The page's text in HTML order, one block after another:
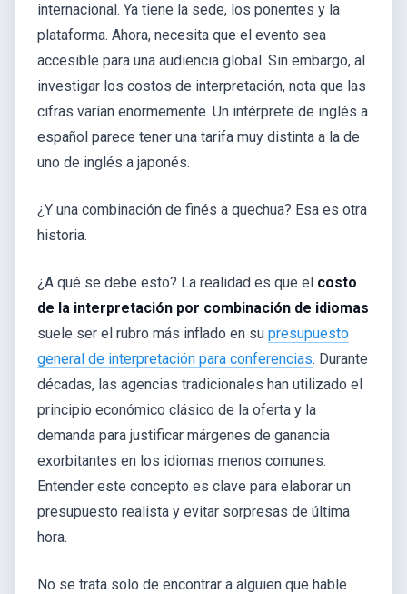
internacional. Ya tiene la sede, los ponentes y la
plataforma. Ahora, necesita que el evento sea
accesible para una audiencia global. Sin embargo, al
investigar los costos de interpretación, nota que las
cifras varían enormemente. Un intérprete de inglés a
español parece tener una tarifa muy distinta a la de
uno de inglés a japonés.
¿Y una combinación de finés a quechua? Esa es otra
historia.
¿A qué se debe esto? La realidad es que el costo
de la interpretación por combinación de idiomas
suele ser el rubro más inflado en su presupuesto
general de interpretación para conferencias. Durante
décadas, las agencias tradicionales han utilizado el
principio económico clásico de la oferta y la
demanda para justificar márgenes de ganancia
exorbitantes en los idiomas menos comunes.
Entender este concepto es clave para elaborar un
presupuesto realista y evitar sorpresas de última
hora.
No se trata solo de encontrar a alguien que hable